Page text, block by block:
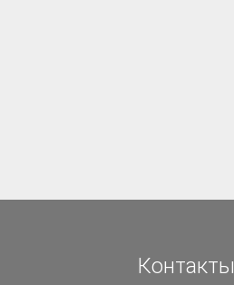
Контакты